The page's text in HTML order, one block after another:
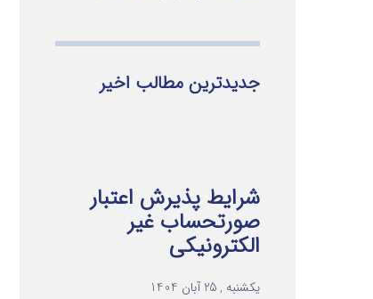
جدیدترین مطالب اخیر
شرایط پذیرش اعتبار
صورتحساب غیر
الکترونیکی
یکشنبه , 25 آبان 1404